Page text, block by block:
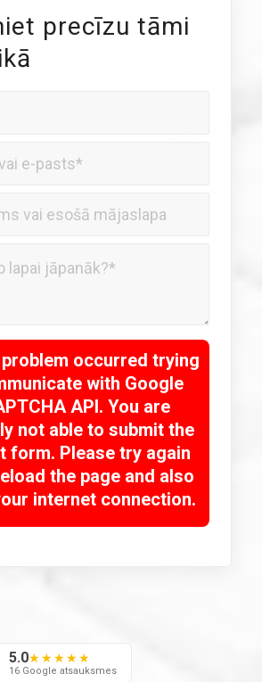
precīzu tāmi
occurred trying
with Google
API. You are
not able to submit the
form. Please try again
the page and also
internet connection.
5.0★★★★★
16 Google atsauksmes